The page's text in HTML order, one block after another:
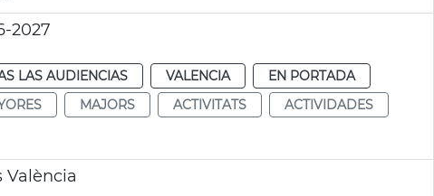
2027
LAS AUDIENCIAS VALENCIA
EN PORTADA
MAJORS ACTIVITATS
ACTIVIDADES
València